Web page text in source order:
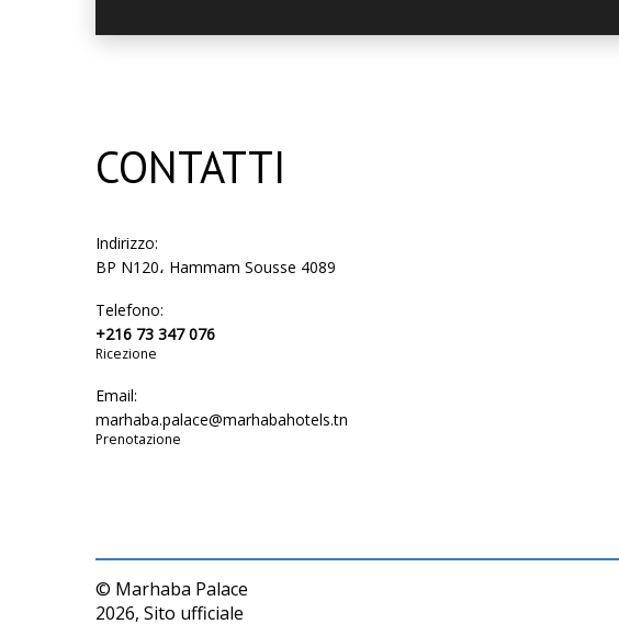
CONTATTI
Indirizzo:
BP N120، Hammam Sousse 4089
Telefono:
+216 73 347 076
Ricezione
Email:
marhaba.palace@marhabahotels.tn
Prenotazione
© Marhaba Palace
2026, Sito ufficiale